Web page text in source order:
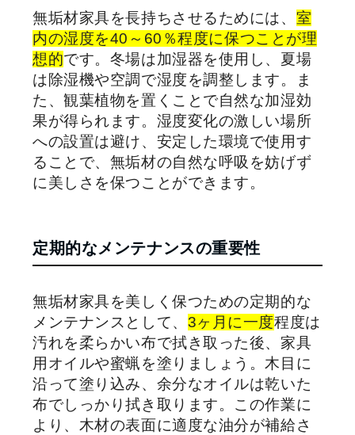
無垢材家具を長持ちさせるためには、 室
内の湿度を40 ～ 60 ％程度に保つことが理
想的です。冬場は加湿器を使用し、夏場
は除湿機や空調で湿度を調整します。ま
た、観葉植物を置くことで自然な加湿効
果が得られます。湿度変化の激しい場所
への設置は避け、安定した環境で使用す
ることで、無垢材の自然な呼吸を妨げず
に美しさを保つことができます。
定期的なメンテナンスの重要性
無垢材家具を美しく保つための定期的な
メンテナンスとして、 3ヶ月に一度程度は
汚れを柔らかい布で拭き取った後、家具
用オイルや蜜蝋を塗りましょう。木目に
沿って塗り込み、余分なオイルは乾いた
布でしっかり拭き取ります。この作業に
より、木材の表面に適度な油分が補給さ